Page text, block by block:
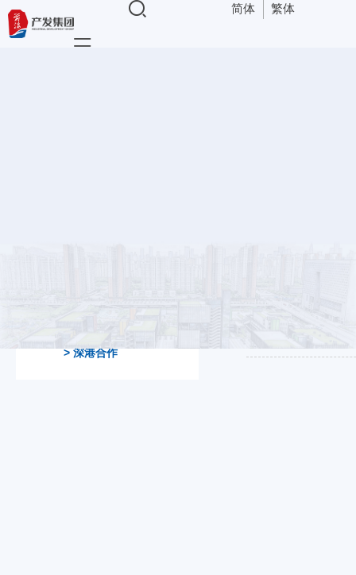
简体 繁体
>深港合作